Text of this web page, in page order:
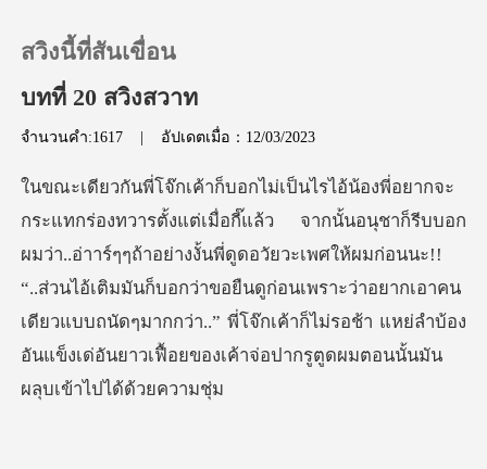
เติมเงิน
ประวัติการอ่าน
ออกจากระบบ
สวิงนี้ที่สันเขื่อน
บทที่ 20 สวิงสวาท
จำนวนคำ:1617 | อัปเดตเมื่อ：12/03/2023
่าาร์ๆๆถ้าอย่างงั้นพี่ดูดอวัยวะเพศให้ผมก่อนนะ!!
“..ส่วนไอ้เติมมันก็บอกว่าขอยืนดูก่อนเพราะว่าอยากเอาคน
เดียวแบบถนัดๆมา